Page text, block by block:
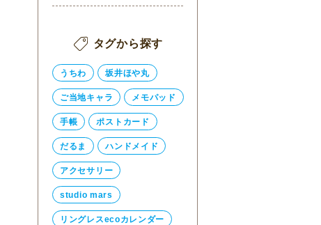
タグから探す
うちわ 坂井ほや丸
ご当地キャラ メモパッド
手帳 ポストカード
だるま ハンドメイド
アクセサリー
studio mars
リングレスecoカレンダー